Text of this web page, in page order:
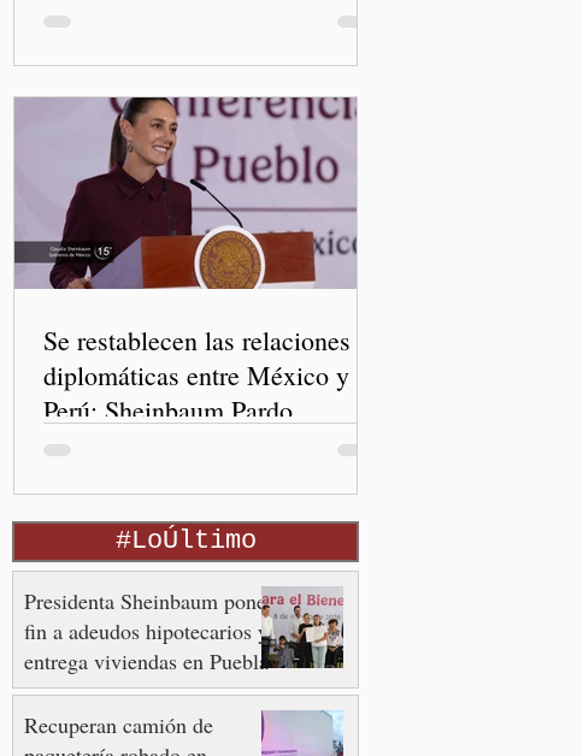
discriminación y burlas
Se restablecen las relaciones
diplomáticas entre México y
Perú: Sheinbaum Pardo
#LoÚltimo
Presidenta Sheinbaum pone
fin a adeudos hipotecarios y
entrega viviendas en Puebla
Recuperan camión de